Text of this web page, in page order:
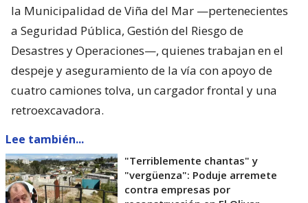
la Municipalidad de Viña del Mar —pertenecientes
a Seguridad Pública, Gestión del Riesgo de
Desastres y Operaciones—, quienes trabajan en el
despeje y aseguramiento de la vía con apoyo de
cuatro camiones tolva, un cargador frontal y una
retroexcavadora.
Lee también...
"Terriblemente chantas" y
"vergüenza": Poduje arremete
contra empresas por